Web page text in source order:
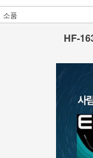
소품
HF-